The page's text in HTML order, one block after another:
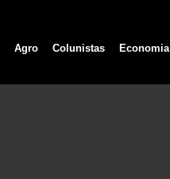
Agro Colunistas Economia